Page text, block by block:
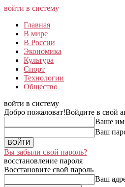
войти в систему
Главная
В мире
В России
Экономика
Культура
Спорт
Технологии
Общество
войти в систему
Добро пожаловат!Войдите в свой
Ваше
Ваш
Вы забыли свой пароль?
восстановление пароля
Восстановите свой пароль
Ваш